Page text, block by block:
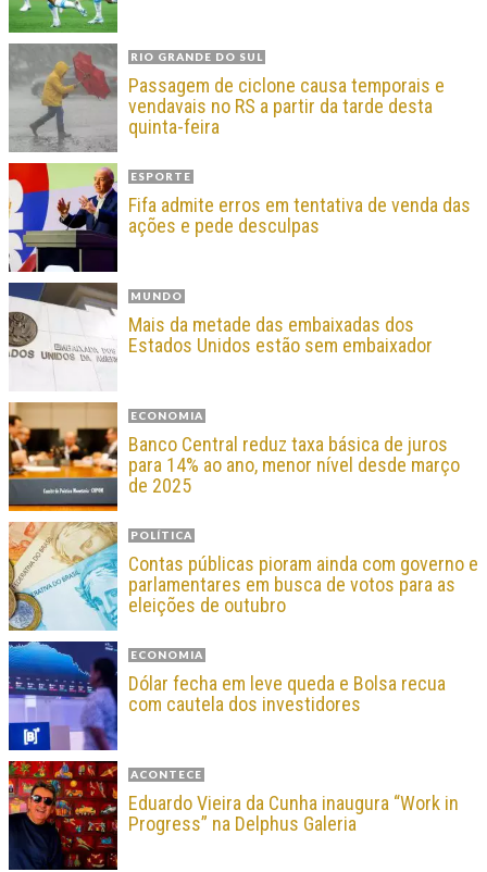
RIO GRANDE DO SUL
Passagem de ciclone causa temporais e
vendavais no RS a partir da tarde desta
quinta-feira
ESPORTE
Fifa admite erros em tentativa de venda das
ações e pede desculpas
MUNDO
Mais da metade das embaixadas dos
Estados Unidos estão sem embaixador
ECONOMIA
Banco Central reduz taxa básica de juros
para 14% ao ano, menor nível desde março
de 2025
POLÍTICA
Contas públicas pioram ainda com governo e
parlamentares em busca de votos para as
eleições de outubro
ECONOMIA
Dólar fecha em leve queda e Bolsa recua
com cautela dos investidores
ACONTECE
Eduardo Vieira da Cunha inaugura “Work in
Progress” na Delphus Galeria